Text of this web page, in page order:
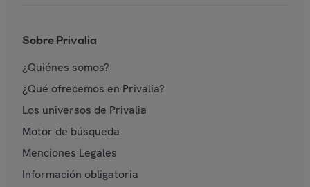
Sobre Privalia
¿Quiénes somos?
¿Qué ofrecemos en Privalia?
Los universos de Privalia
Motor de búsqueda
Menciones Legales
Información obligatoria